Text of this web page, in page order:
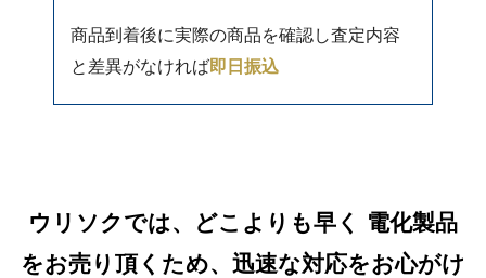
商品到着後に実際の商品を確認し査定内容
と差異がなければ即日振込
ウリソクでは、どこよりも早く 電化製品
をお売り頂くため、迅速な対応をお心がけ